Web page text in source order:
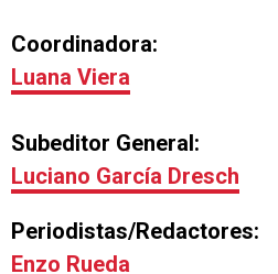
Coordinadora:
Luana Viera
Subeditor General:
Luciano García Dresch
Periodistas/Redactores:
Enzo Rueda